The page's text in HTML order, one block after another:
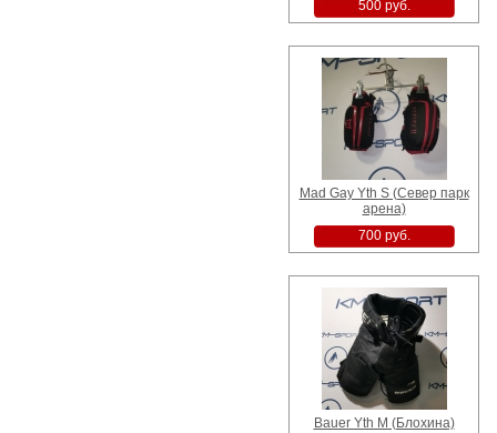
500 руб.
Mad Gay Yth S (Север парк
арена)
700 руб.
Bauer Yth M (Блохина)